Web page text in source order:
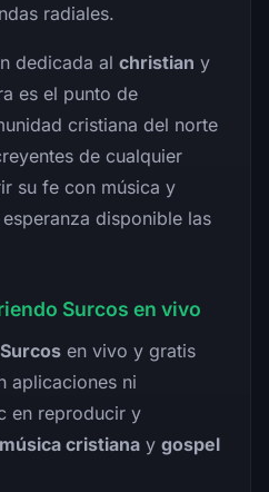
radiales.
dedicada al christian y
es el punto de
cristiana del norte
de cualquier
su fe con música y
disponible las
Surcos en vivo
en vivo y gratis
aplicaciones ni
en reproducir y
música cristiana y gospel